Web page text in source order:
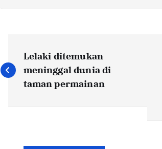
o
Lelaki ditemukan
meninggal dunia di
taman permainan